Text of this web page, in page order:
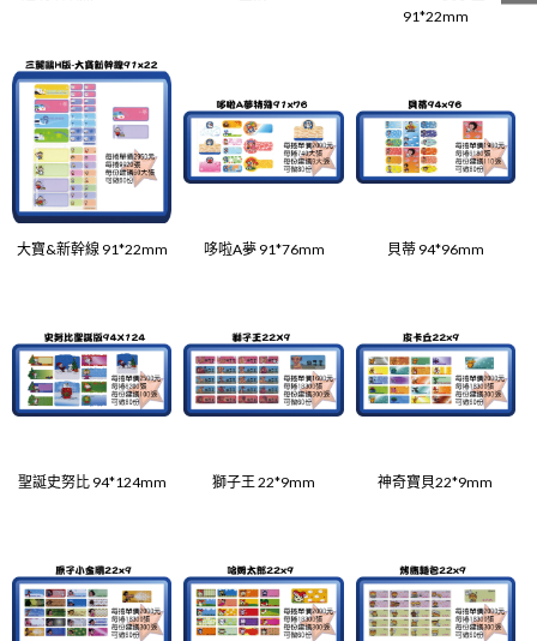
91*22mm
大寶&新幹線 91*22mm 哆啦A夢 91*76mm 貝蒂 94*96mm
聖誕史努比 94*124mm 獅子王 22*9mm 神奇寶貝22*9mm